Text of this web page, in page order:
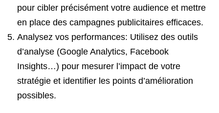
pour cibler précisément votre audience et mettre
en place des campagnes publicitaires efficaces.
Analysez vos performances: Utilisez des outils
d’analyse (Google Analytics, Facebook
Insights…) pour mesurer l’impact de votre
stratégie et identifier les points d’amélioration
possibles.